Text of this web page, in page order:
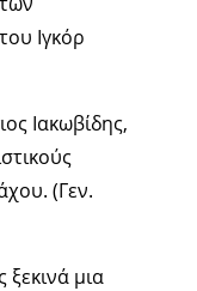
Ιγκόρ
Ιακωβίδης,
(Γεν.
μια